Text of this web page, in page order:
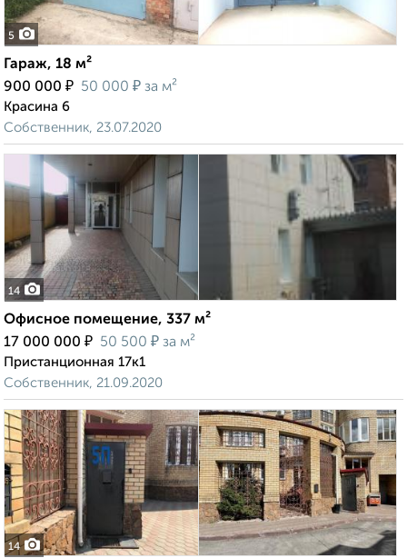
5
Гараж, 18 м²
900 000 ₽ 50 000 ₽ за м²
Красина 6
Собственник, 23.07.2020
14
Офисное помещение, 337 м²
17 000 000 ₽ 50 500 ₽ за м²
Пристанционная 17к1
Собственник, 21.09.2020
14